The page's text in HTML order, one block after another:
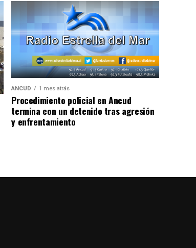
ANCUD 1 mes atrás
Procedimiento policial en Ancud
termina con un detenido tras agresión
y enfrentamiento